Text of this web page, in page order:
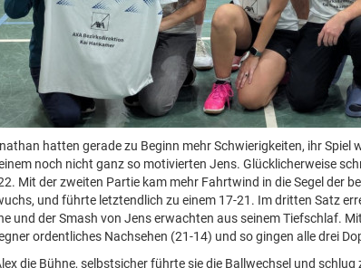
hatten gerade zu Beginn mehr Schwierigkeiten, ihr Spiel
noch nicht ganz so motivierten Jens. Glücklicherweise
Mit der zweiten Partie kam mehr Fahrtwind in die Segel der
und führte letztendlich zu einem 17-21. Im dritten Satz
und der Smash von Jens erwachten aus seinem Tiefschlaf.
ordentliches Nachsehen (21-14) und so gingen alle drei
die Bühne, selbstsicher führte sie die Ballwechsel und